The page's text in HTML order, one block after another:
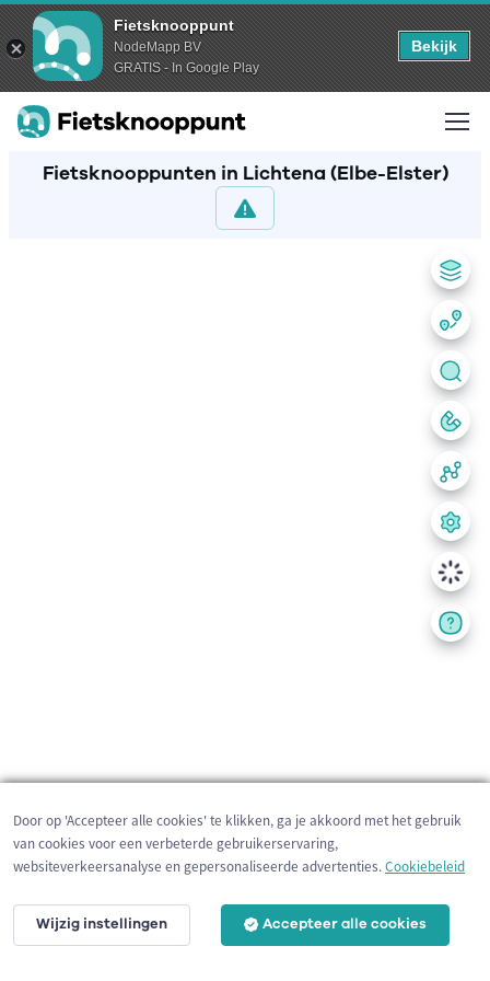
Fietsknooppunt
NodeMapp BV
GRATIS - In Google Play
Bekijk
Fietsknooppunten in Lichtena (Elbe-Elster)
200 m
Door op 'Accepteer alle cookies' te klikken, ga je akkoord met het gebruik
van cookies voor een verbeterde gebruikerservaring,
websiteverkeersanalyse en gepersonaliseerde advertenties.Cookiebeleid
Wijzig instellingen Accepteer alle cookies